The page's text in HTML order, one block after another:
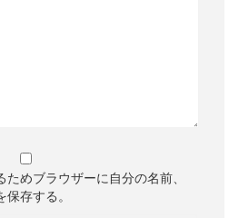
めブラウザーに自分の名前、
存する。